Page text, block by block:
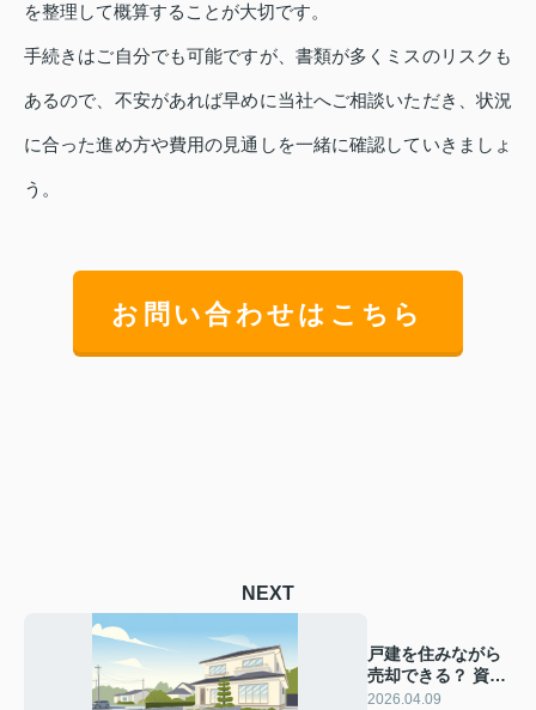
を整理して概算することが大切です。
手続きはご自分でも可能ですが、書類が多くミスのリスクも
あるので、不安があれば早めに当社へご相談いただき、状況
に合った進め方や費用の見通しを一緒に確認していきましょ
う。
お問い合わせはこちら
NEXT
戸建を住みながら
売却できる？ 資金
計画と内見準備の
2026.04.09